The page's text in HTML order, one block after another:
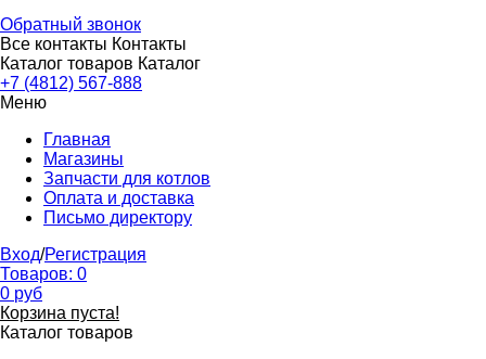
Обратный звонок
Все контакты Контакты
Каталог товаров Каталог
+7 (4812) 567-888
Меню
Главная
Магазины
Запчасти для котлов
Оплата и доставка
Письмо директору
Вход/Регистрация
Товаров: 0
0 руб
Корзина пуста!
Каталог товаров